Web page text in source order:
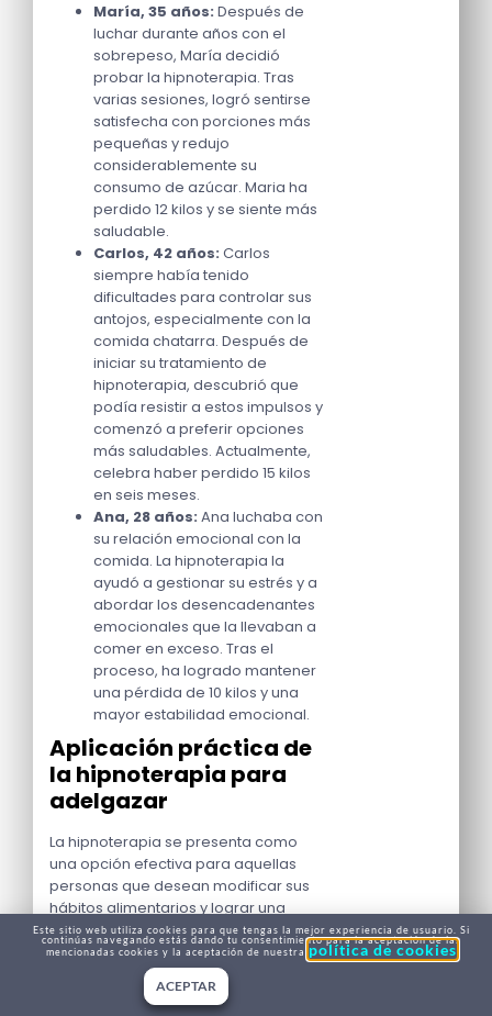
María, 35 años: Después de
luchar durante años con el
sobrepeso, María decidió
probar la hipnoterapia. Tras
varias sesiones, logró sentirse
satisfecha con porciones más
pequeñas y redujo
considerablemente su
consumo de azúcar. Maria ha
perdido 12 kilos y se siente más
saludable.
Carlos, 42 años: Carlos
siempre había tenido
dificultades para controlar sus
antojos, especialmente con la
comida chatarra. Después de
iniciar su tratamiento de
hipnoterapia, descubrió que
podía resistir a estos impulsos y
comenzó a preferir opciones
más saludables. Actualmente,
celebra haber perdido 15 kilos
en seis meses.
Ana, 28 años: Ana luchaba con
su relación emocional con la
comida. La hipnoterapia la
ayudó a gestionar su estrés y a
abordar los desencadenantes
emocionales que la llevaban a
comer en exceso. Tras el
proceso, ha logrado mantener
una pérdida de 10 kilos y una
mayor estabilidad emocional.
Aplicación práctica de
la hipnoterapia para
adelgazar
La hipnoterapia se presenta como
una opción efectiva para aquellas
personas que desean modificar sus
hábitos alimentarios y lograr una
pérdida de peso sostenible. A
continuación, se describen los tipos
de sesiones y su estructura.
Este sitio web utiliza cookies para que tengas la mejor experiencia de usuario. Si
continúas navegando estás dando tu consentimiento para la aceptación de las
mencionadas cookies y la aceptación de nuestra política de cookies
ACEPTAR